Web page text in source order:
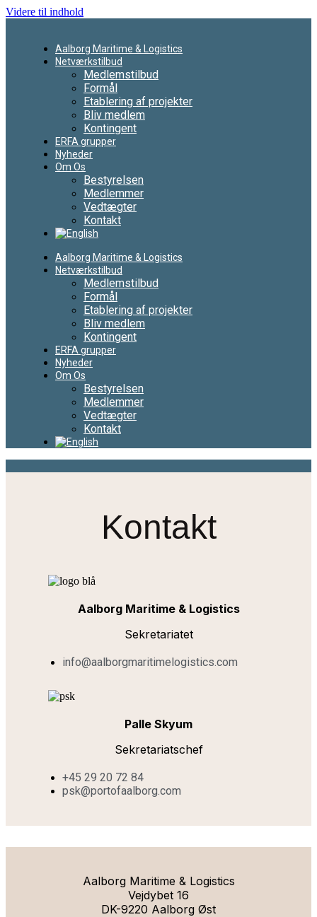
Videre til indhold
Aalborg Maritime & Logistics
Netværkstilbud
Medlemstilbud
Formål
Etablering af projekter
Bliv medlem
Kontingent
ERFA grupper
Nyheder
Om Os
Bestyrelsen
Medlemmer
Vedtægter
Kontakt
Aalborg Maritime & Logistics
Netværkstilbud
Medlemstilbud
Formål
Etablering af projekter
Bliv medlem
Kontingent
ERFA grupper
Nyheder
Om Os
Bestyrelsen
Medlemmer
Vedtægter
Kontakt
Kontakt
Aalborg Maritime & Logistics
Sekretariatet
info@aalborgmaritimelogistics.com
Palle Skyum
Sekretariatschef
+45 29 20 72 84
psk@portofaalborg.com
Aalborg Maritime & Logistics
Vejdybet 16
DK-9220 Aalborg Øst